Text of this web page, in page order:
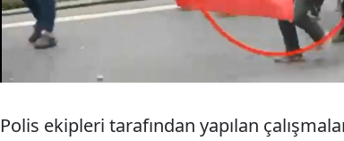
Polis ekipleri tarafından yapılan